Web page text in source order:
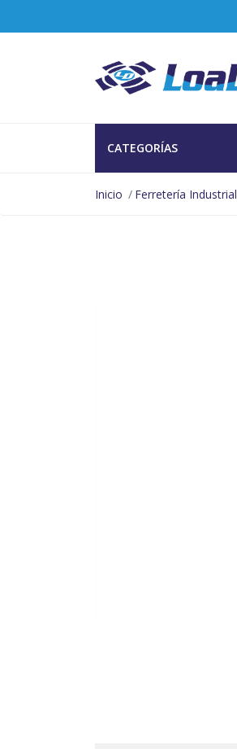
CATEGORÍAS
Inicio Ferretería Industrial